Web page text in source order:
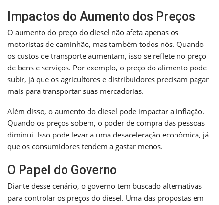
Impactos do Aumento dos Preços
O aumento do preço do diesel não afeta apenas os
motoristas de caminhão, mas também todos nós. Quando
os custos de transporte aumentam, isso se reflete no preço
de bens e serviços. Por exemplo, o preço do alimento pode
subir, já que os agricultores e distribuidores precisam pagar
mais para transportar suas mercadorias.
Além disso, o aumento do diesel pode impactar a inflação.
Quando os preços sobem, o poder de compra das pessoas
diminui. Isso pode levar a uma desaceleração econômica, já
que os consumidores tendem a gastar menos.
O Papel do Governo
Diante desse cenário, o governo tem buscado alternativas
para controlar os preços do diesel. Uma das propostas em